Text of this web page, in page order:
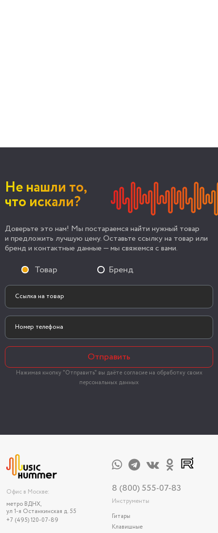
Не нашли то,
что искали?
Доверьте это нам! Мы постараемся найти нужный товар
и предложить лучшую цену. Оставьте ссылку на товар или
бренд и контактные данные — мы свяжемся с вами.
Товар Бренд
Отправить
Нажимая кнопку "Отправить" вы даёте согласие на обработку своих
персональных данных
Офис в Москве:
метро ВДНХ,
ул 1-я Останкинская д. 55
+7 (495) 120-07-89
8 (800) 555-07-83
Инструменты
Гитары
Клавишные